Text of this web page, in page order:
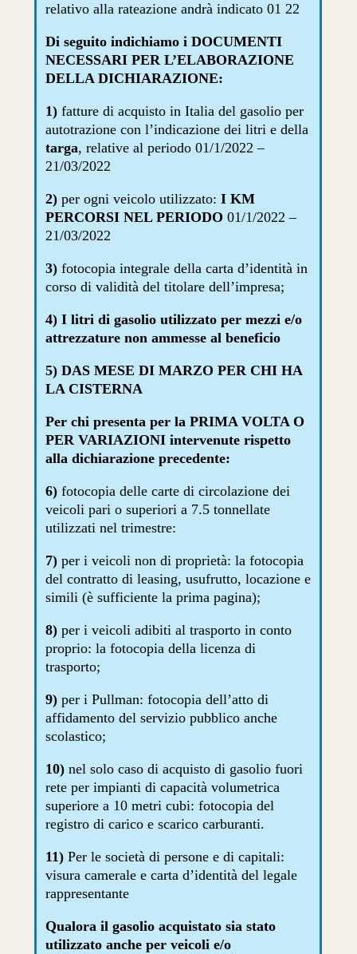
relativo alla rateazione andrà indicato 01 22
Di seguito indichiamo i DOCUMENTI
NECESSARI PER L’ELABORAZIONE
DELLA DICHIARAZIONE:
1)fatture di acquisto in Italia del gasolio per
autotrazione con l’indicazione dei litri e della
targa, relative al periodo 01/1/2022 –
21/03/2022
2)per ogni veicolo utilizzato:I KM
PERCORSI NEL PERIODO01/1/2022 –
21/03/2022
3)fotocopia integrale della carta d’identità in
corso di validità del titolare dell’impresa;
4)I litri di gasolio utilizzato per mezzi e/o
attrezzature non ammesse al beneficio
5)DAS MESE DI MARZO PER CHI HA
LA CISTERNA
Per chi presenta per la PRIMA VOLTA O
PER VARIAZIONI intervenute rispetto
alla dichiarazione precedente:
6)fotocopia delle carte di circolazione dei
veicoli pari o superiori a 7.5 tonnellate
utilizzati nel trimestre:
7)per i veicoli non di proprietà: la fotocopia
del contratto di leasing, usufrutto, locazione e
simili (è sufficiente la prima pagina);
8)per i veicoli adibiti al trasporto in conto
proprio: la fotocopia della licenza di
trasporto;
9)per i Pullman: fotocopia dell’atto di
affidamento del servizio pubblico anche
scolastico;
10)nel solo caso di acquisto di gasolio fuori
rete per impianti di capacità volumetrica
superiore a 10 metri cubi: fotocopia del
registro di carico e scarico carburanti.
11)Per le società di persone e di capitali:
visura camerale e carta d’identità del legale
rappresentante
Qualora il gasolio acquistato sia stato
utilizzato anche per veicoli e/o